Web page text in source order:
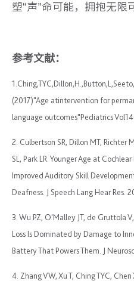
塑“声”命可能，拥抱无限
参考文献：
(2017)"Age atintervention for
language outcomes"Pediatrics
2. Culbertson SR, Dillon MT, Richter
SL, Park LR. Younger Age at
Improved Auditory Skill
Deafness. J Speech Lang Hear Res.
3. Wu PZ, O'Malley JT, de Gruttola
Loss Is Dominated by Damage to
Battery That Powers Them. J
4. Zhang VW, Xu T, Ching TYC,